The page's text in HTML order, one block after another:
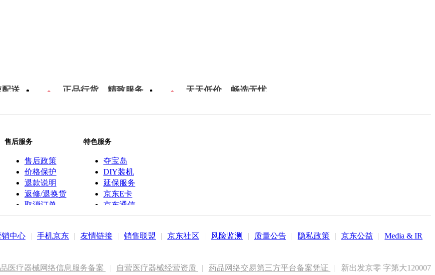
送 正品行货，精致服务 天天低价，畅选无忧
售后服务
售后政策
价格保护
退款说明
返修/退换货
取消订单
特色服务
夺宝岛
DIY装机
延保服务
京东E卡
京东通信
京鱼座智能
销中心 | 手机京东 | 友情链接 | 销售联盟 | 京东社区 | 风险监测 | 质量公告 | 隐私政策 | 京东公益 | Media & IR
医疗器械网络信息服务备案 | 自营医疗器械经营资质 | 药品网络交易第三方平台备案凭证 |
新出发京零 字第大120007